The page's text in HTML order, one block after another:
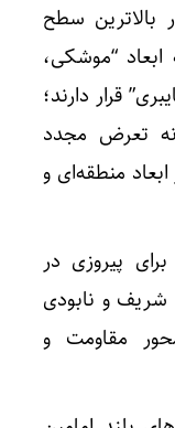
بالاترین سطح
ابعاد “موشکی،
قرار دارند؛
تعرض مجدد
منطقه‌ای و
پیروزی در
و نابودی
مقاومت و